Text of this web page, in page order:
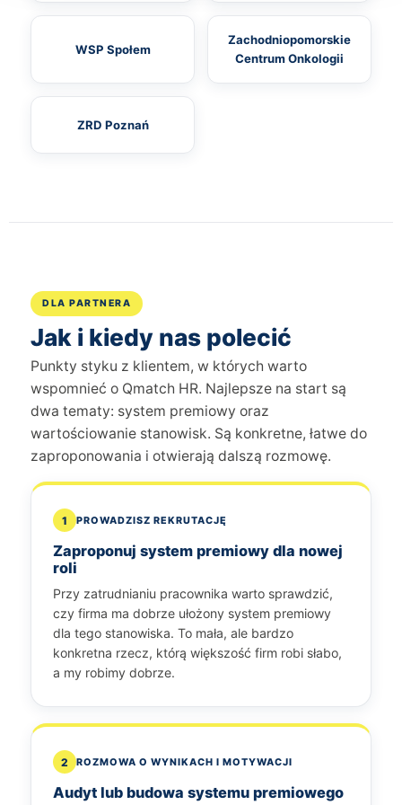
WSP Społem
Zachodniopomorskie
Centrum Onkologii
ZRD Poznań
DLA PARTNERA
Jak i kiedy nas polecić
Punkty styku z klientem, w których warto
wspomnieć o Qmatch HR. Najlepsze na start są
dwa tematy: system premiowy oraz
wartościowanie stanowisk. Są konkretne, łatwe do
zaproponowania i otwierają dalszą rozmowę.
1 PROWADZISZ REKRUTACJĘ
Zaproponuj system premiowy dla nowej
roli
Przy zatrudnianiu pracownika warto sprawdzić,
czy firma ma dobrze ułożony system premiowy
dla tego stanowiska. To mała, ale bardzo
konkretna rzecz, którą większość firm robi słabo,
a my robimy dobrze.
2 ROZMOWA O WYNIKACH I MOTYWACJI
Audyt lub budowa systemu premiowego